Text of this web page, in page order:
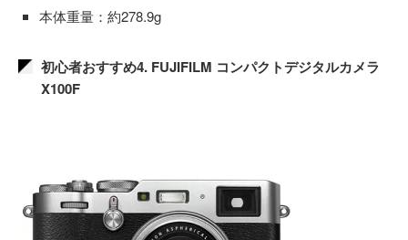
本体重量：約278.9g
初心者おすすめ4. FUJIFILM コンパクトデジタルカメラ
X100F